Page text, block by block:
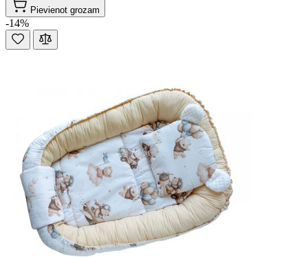
Pievienot grozam
-14%